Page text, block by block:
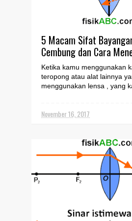
5 Macam Sifat
Cembung dan Cara
Ketika kamu menggunakan
teropong atau alat lainnya
menggunakan lensa , yang
November 16, 2017